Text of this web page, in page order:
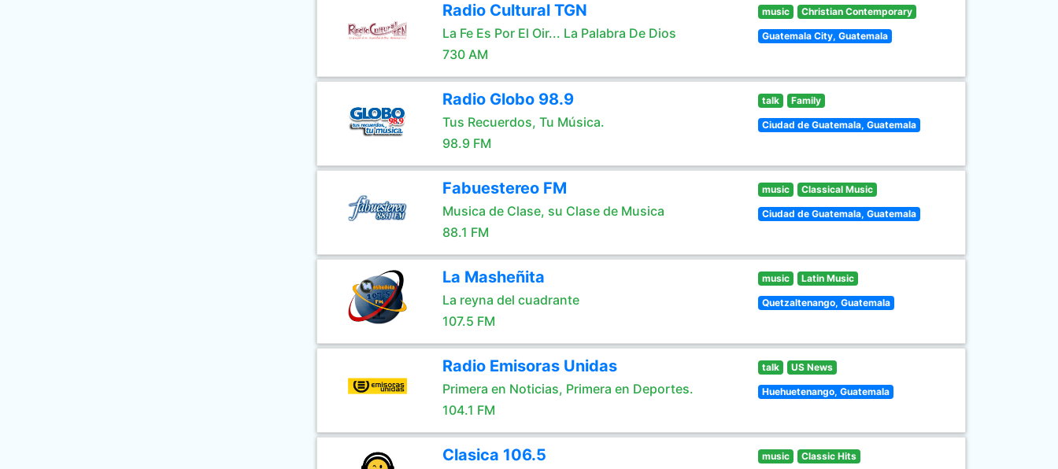
Radio Cultural TGN
La Fe Es Por El Oir... La Palabra De Dios
730 AM
music Christian Contemporary
Guatemala City, Guatemala
Radio Globo 98.9
Tus Recuerdos, Tu Música.
98.9 FM
talk Family
Ciudad de Guatemala, Guatemala
Fabuestereo FM
Musica de Clase, su Clase de Musica
88.1 FM
music Classical Music
Ciudad de Guatemala, Guatemala
La Masheñita
La reyna del cuadrante
107.5 FM
music Latin Music
Quetzaltenango, Guatemala
Radio Emisoras Unidas
Primera en Noticias, Primera en Deportes.
104.1 FM
talk US News
Huehuetenango, Guatemala
Clasica 106.5 music Classic Hits